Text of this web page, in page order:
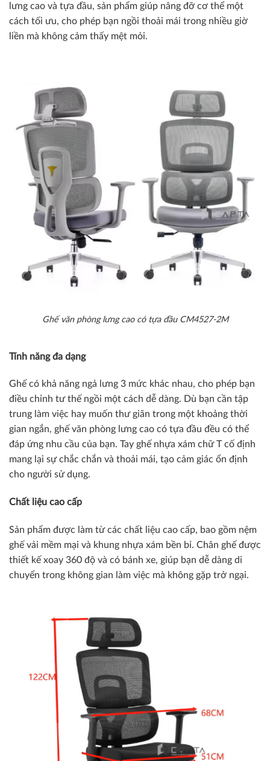
lưng cao và tựa đầu, sản phẩm giúp nâng đỡ cơ thể một
cách tối ưu, cho phép bạn ngồi thoải mái trong nhiều giờ
liền mà không cảm thấy mệt mỏi.
Ghế văn phòng lưng cao có tựa đầu CM4527-2M
Tính năng đa dạng
Ghế có khả năng ngả lưng 3 mức khác nhau, cho phép bạn
điều chỉnh tư thế ngồi một cách dễ dàng. Dù bạn cần tập
trung làm việc hay muốn thư giãn trong một khoảng thời
gian ngắn, ghế văn phòng lưng cao có tựa đầu đều có thể
đáp ứng nhu cầu của bạn. Tay ghế nhựa xám chữ T cố định
mang lại sự chắc chắn và thoải mái, tạo cảm giác ổn định
cho người sử dụng.
Chất liệu cao cấp
Sản phẩm được làm từ các chất liệu cao cấp, bao gồm nệm
ghế vải mềm mại và khung nhựa xám bền bỉ. Chân ghế được
thiết kế xoay 360 độ và có bánh xe, giúp bạn dễ dàng di
chuyển trong không gian làm việc mà không gặp trở ngại.